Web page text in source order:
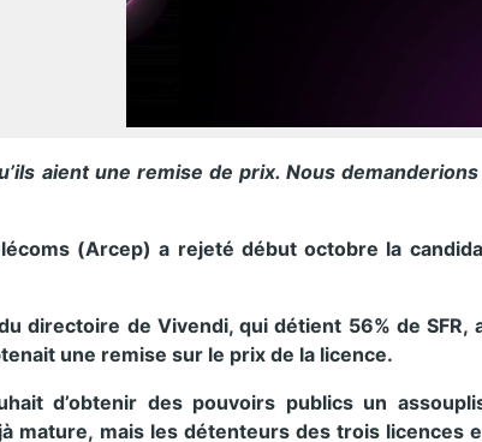
aient une remise de prix. Nous
(Arcep) a rejeté début octobre la
directoire de Vivendi, qui détient 56% de
une remise sur le prix de la licence.
d’obtenir des pouvoirs publics un
mature, mais les détenteurs des trois licences